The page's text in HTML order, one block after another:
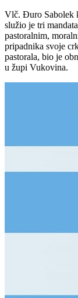
Vlč. Đuro Sabolek
služio je tri
pastoralnim,
pripadnika svoje
pastorala, bio je
u župi Vukovina.